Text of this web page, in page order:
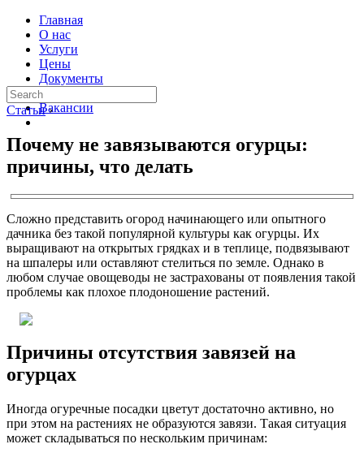
Главная
О нас
Услуги
Цены
Документы
Контакты
Вакансии
Статьи ›
Почему не завязываются огурцы:
причины, что делать
Сложно представить огород начинающего или опытного
дачника без такой популярной культуры как огурцы. Их
выращивают на открытых грядках и в теплице, подвязывают
на шпалеры или оставляют стелиться по земле. Однако в
любом случае овощеводы не застрахованы от появления такой
проблемы как плохое плодоношение растений.
Причины отсутствия завязей на
огурцах
Иногда огуречные посадки цветут достаточно активно, но
при этом на растениях не образуются завязи. Такая ситуация
может складываться по нескольким причинам: